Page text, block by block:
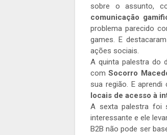
sobre o assunto,
comunicação
problema parecido
games. E
ações sociais.
A quinta palestra do
comSocorro
sua região. E
locais de acesso à
A sexta palestra foi
interessante e ele
B2B não pode ser